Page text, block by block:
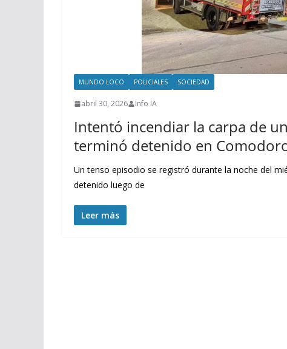
MUNDO LOCO POLICIALES SOCIEDAD
abril 30, 2026 Info IA
Intentó incendiar la carpa de
terminó detenido en
Un tenso episodio se registró durante la noche del
detenido luego de
Leer más